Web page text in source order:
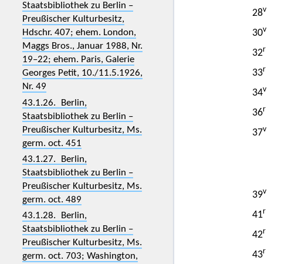
Staatsbibliothek zu Berlin –
Preußischer Kulturbesitz,
Hdschr. 407; ehem. London,
Maggs Bros., Januar 1988, Nr.
19–22; ehem. Paris, Galerie
Georges Petit, 10./11.5.1926,
Nr. 49
43.1.26. Berlin,
Staatsbibliothek zu Berlin –
Preußischer Kulturbesitz, Ms.
germ. oct. 451
43.1.27. Berlin,
Staatsbibliothek zu Berlin –
Preußischer Kulturbesitz, Ms.
germ. oct. 489
43.1.28. Berlin,
Staatsbibliothek zu Berlin –
Preußischer Kulturbesitz, Ms.
germ. oct. 703; Washington,
28v
30v
32r
33r
34v
36r
37v
39v
41r
42r
43r